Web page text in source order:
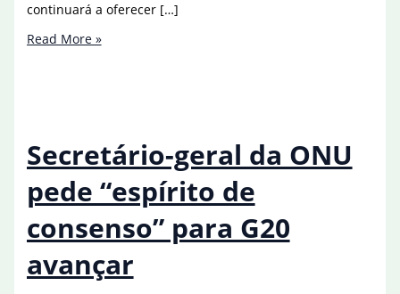
continuará a oferecer […]
Apoio
secretário-
geral
da
ONU
Read More »
Secretário-geral da ONU
pede “espírito de
consenso” para G20
avançar